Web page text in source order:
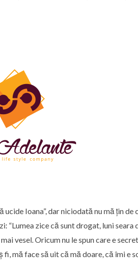
Ioana”, dar niciodată nu mă țin
“Lumea zice că sunt drogat, luni seara
vesel. Oricum nu le spun care e
mă face să uit că mă doare, că îmi e